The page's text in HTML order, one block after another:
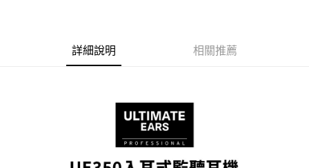
台新國際商業銀行
中國信託商業銀行
台灣樂天信用卡公司
玉山商業銀行
星展（台灣）商業銀行
台新國際商業銀行
詳細說明 相關推薦